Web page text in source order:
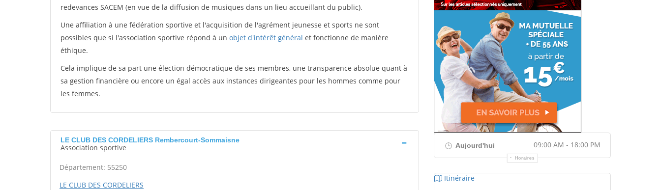
redevances SACEM (en vue de la diffusion de musiques dans un lieu accueillant du public).
Une affiliation à une fédération sportive et l'acquisition de l'agrément jeunesse et sports ne sont
possibles que si l'association sportive répond à un objet d'intérêt général et fonctionne de manière
éthique.
Cela implique de sa part une élection démocratique de ses membres, une transparence absolue quant à
sa gestion financière ou encore un égal accès aux instances dirigeantes pour les hommes comme pour
les femmes.
LE CLUB DES CORDELIERS Rembercourt-Sommaisne
Association sportive
Département: 55250
LE CLUB DES CORDELIERS
Aujourd'hui 09:00 AM - 18:00 PM
Horaires
Itinéraire